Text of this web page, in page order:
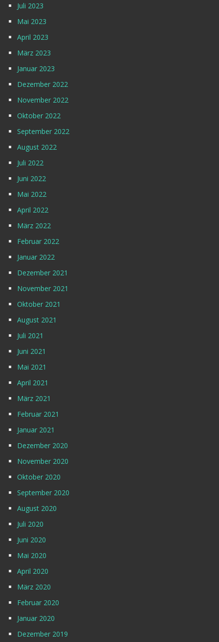
Juli 2023
Mai 2023
April 2023
März 2023
Januar 2023
Dezember 2022
November 2022
Oktober 2022
September 2022
August 2022
Juli 2022
Juni 2022
Mai 2022
April 2022
März 2022
Februar 2022
Januar 2022
Dezember 2021
November 2021
Oktober 2021
August 2021
Juli 2021
Juni 2021
Mai 2021
April 2021
März 2021
Februar 2021
Januar 2021
Dezember 2020
November 2020
Oktober 2020
September 2020
August 2020
Juli 2020
Juni 2020
Mai 2020
April 2020
März 2020
Februar 2020
Januar 2020
Dezember 2019